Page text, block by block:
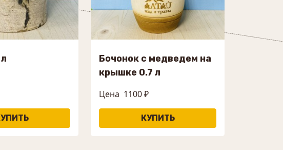
Бочонок с медведем на
крышке 0.7 л
Цена 1100 ₽